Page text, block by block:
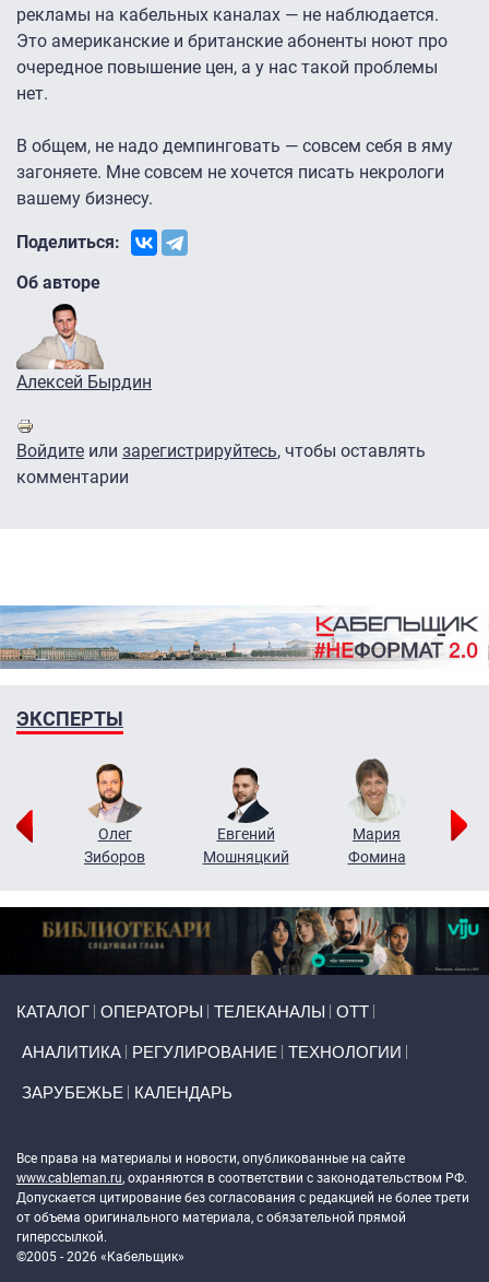
рекламы на кабельных каналах — не наблюдается.
Это американские и британские абоненты ноют про
очередное повышение цен, а у нас такой проблемы
нет.
В общем, не надо демпинговать — совсем себя в яму
загоняете. Мне совсем не хочется писать некрологи
вашему бизнесу.
Поделиться:
Об авторе
Алексей Бырдин
Войдите или зарегистрируйтесь, чтобы оставлять
комментарии
ЭКСПЕРТЫ
Олег
Зиборов
Евгений
Мошняцкий
Мария
Фомина
КАТАЛОГ ОПЕРАТОРЫ ТЕЛЕКАНАЛЫ ОТТ
АНАЛИТИКА РЕГУЛИРОВАНИЕ ТЕХНОЛОГИИ
ЗАРУБЕЖЬЕ КАЛЕНДАРЬ
Все права на материалы и новости, опубликованные на сайте
www.cableman.ru, охраняются в соответствии с законодательством РФ.
Допускается цитирование без согласования с редакцией не более трети
от объема оригинального материала, с обязательной прямой
гиперссылкой.
©2005 - 2026 «Кабельщик»